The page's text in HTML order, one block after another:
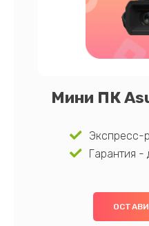
Мини ПК
Экспресс-
Гарантия -